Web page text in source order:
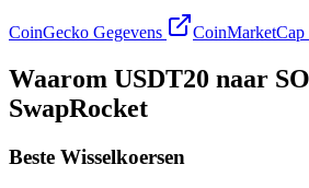
CoinGecko Gegevens CoinMarketCap
Waarom USDT20 naar
SwapRocket
Beste Wisselkoersen